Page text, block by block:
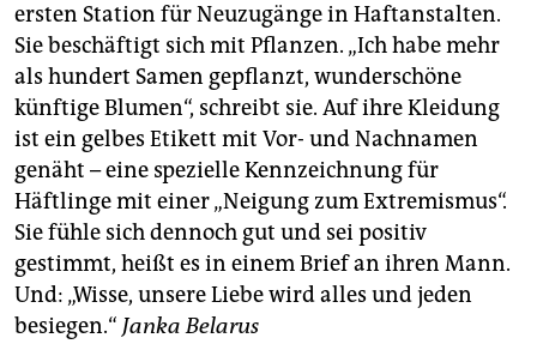
ersten Station für Neuzugänge in Haftanstalten.
Sie beschäftigt sich mit Pflanzen. „Ich habe mehr
als hundert Samen gepflanzt, wunderschöne
künftige Blumen“, schreibt sie. Auf ihre Kleidung
ist ein gelbes Etikett mit Vor- und Nachnamen
genäht – eine spezielle Kennzeichnung für
Häftlinge mit einer „Neigung zum Extremismus“.
Sie fühle sich dennoch gut und sei positiv
gestimmt, heißt es in einem Brief an ihren Mann.
Und: „Wisse, unsere Liebe wird alles und jeden
besiegen.“ Janka Belarus